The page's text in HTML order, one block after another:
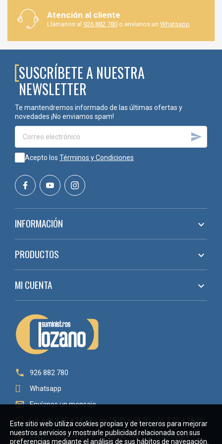
técnico especializado y un servicio orientado a las necesidades de
carpinterías, fabricantes de muebles, empresas de embalaje e
industrias de transformación de la madera.
Código Medida
GM9822
GM9825 98/25 MILLAR
Atención al cliente
Llámanos al 926 882 780 o envíanos un Whatsapp
SUSCRÍBETE A NUESTRA
NEWSLETTER
Te mantendremos informado de las últimas ofertas y
novedades ¡No enviamos spam!

Acepto los Términos y Condiciones
INFORMACIÓN 
PRODUCTOS 
MI CUENTA 

926 882 780
Whatsapp
 Envíanos un mensaje
 L a J de 8:30 a 14:00 y de 15:45 a 18:30 — V: 7:30 a 14:30

Camino San Jorge, s/n - Aptdo 106 13270 Almagro -
Este sitio web utiliza cookies propias y de terceros para mejorar
nuestros servicios y mostrarle publicidad relacionada con sus
preferencias mediante el análisis de sus hábitos de navegación.